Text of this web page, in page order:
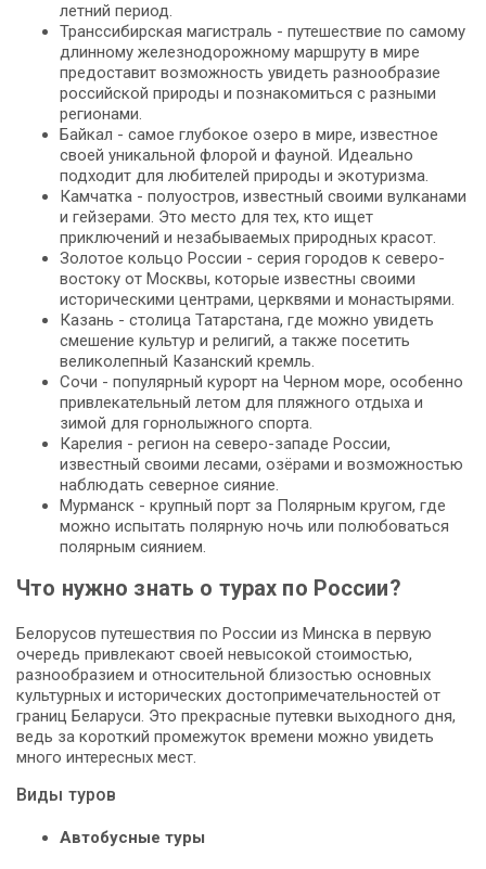
летний период.
Транссибирская магистраль - путешествие по самому
длинному железнодорожному маршруту в мире
предоставит возможность увидеть разнообразие
российской природы и познакомиться с разными
регионами.
Байкал - самое глубокое озеро в мире, известное
своей уникальной флорой и фауной. Идеально
подходит для любителей природы и экотуризма.
Камчатка - полуостров, известный своими вулканами
и гейзерами. Это место для тех, кто ищет
приключений и незабываемых природных красот.
Золотое кольцо России - серия городов к северо-
востоку от Москвы, которые известны своими
историческими центрами, церквями и монастырями.
Казань - столица Татарстана, где можно увидеть
смешение культур и религий, а также посетить
великолепный Казанский кремль.
Сочи - популярный курорт на Черном море, особенно
привлекательный летом для пляжного отдыха и
зимой для горнолыжного спорта.
Карелия - регион на северо-западе России,
известный своими лесами, озёрами и возможностью
наблюдать северное сияние.
Мурманск - крупный порт за Полярным кругом, где
можно испытать полярную ночь или полюбоваться
полярным сиянием.
Что нужно знать о турах по России?
Белорусов путешествия по России из Минска в первую
очередь привлекают своей невысокой стоимостью,
разнообразием и относительной близостью основных
культурных и исторических достопримечательностей от
границ Беларуси. Это прекрасные путевки выходного дня,
ведь за короткий промежуток времени можно увидеть
много интересных мест.
Виды туров
Автобусные туры